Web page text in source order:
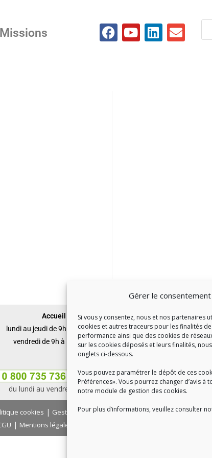
Gérer le consentement
Si vous y consentez, nous et nos partenaires
cookies et autres traceurs pour les finalités
performance ainsi que des cookies de
sur les cookies déposés et leurs finalités,
onglets ci-dessous.
Vous pouvez paramétrer le dépôt de ces
Préférences». Vous pourrez changer d’avis à
notre module de gestion des cookies.
Pour plus d’informations, veuillez consulter
Missions
Accueil du public :
lundi au jeudi de 9h à 12h et de 14h à 17h
vendredi de 9h à 12h et de 14h à 16h
du lundi au vendredi, de 8h30 à 18h30
cookies | Gestion des cookies|Politique de confidentialité
| Mentions légales